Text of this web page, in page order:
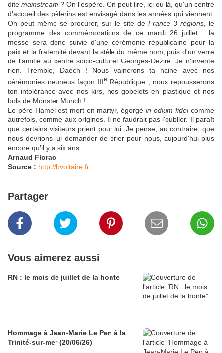
dite mainstream ? On l'espère. On peut lire, ici ou là, qu'un centre
d'accueil des pèlerins est envisagé dans les années qui viennent.
On peut même se procurer, sur le site de France 3 régions, le
programme des commémorations de ce mardi 26 juillet : la
messe sera donc suivie d'une cérémonie républicaine pour la
paix et la fraternité devant la stèle du même nom, puis d'un verre
de l'amitié au centre socio-culturel Georges-Déziré. Je n'invente
rien. Tremble, Daech ! Nous vaincrons ta haine avec nos
cérémonies neuneus façon IIIe République ; nous repousserons
ton intolérance avec nos kirs, nos gobelets en plastique et nos
bols de Monster Munch !
Le père Hamel est mort en martyr, égorgéin odium fideicomme
autrefois, comme aux origines. Il ne faudrait pas l'oublier. Il paraît
que certains visiteurs prient pour lui. Je pense, au contraire, que
nous devrions lui demander de prier pour nous, aujourd'hui plus
encore qu'il y a six ans...
Arnaud Florac
Source : http://bvoltaire.fr
Partager
Vous aimerez aussi
RN : le mois de juillet de la honte
Hommage à Jean-Marie Le Pen à la
Trinité-sur-mer (20/06/26)